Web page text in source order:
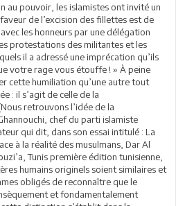
au pouvoir, les islamistes ont invité un
de l’excision des fillettes est de
les honneurs par une délégation
protestations des militantes et les
il a adressé une imprécation qu’ils
votre rage vous étouffe ! » À peine
cette humiliation qu’une autre tout
: il s’agit de celle de la
retrouvons l’idée de la
chef du parti islamiste
qui dit, dans son essai intitulé : La
à la réalité des musulmans, Dar Al
Tunis première édition tunisienne,
humains originels soient similaires et
obligés de reconnaître que le
et fondamentalement